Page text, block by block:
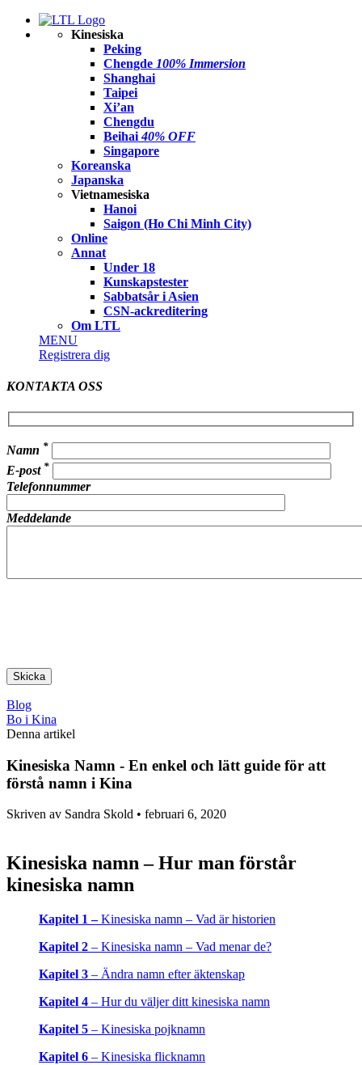
Kinesiska
Peking
Chengde 100% Immersion
Shanghai
Taipei
Xi’an
Chengdu
Beihai40% OFF
Singapore
Koreanska
Japanska
Vietnamesiska
Hanoi
Saigon (Ho Chi Minh City)
Online
Annat
Under 18
Kunskapstester
Sabbatsår i Asien
CSN-ackreditering
Om LTL
MENU
Registrera dig
KONTAKTA OSS
Namn *
E-post *
Telefonnummer
Meddelande
Blog
Bo i Kina
Denna artikel
Kinesiska Namn - En enkel och lätt guide för att
förstå namn i Kina
Skriven av Sandra Skold • februari 6, 2020
Kinesiska namn – Hur man förstår
kinesiska namn
Kapitel 1 –Kinesiska namn – Vad är historien
Kapitel 2 – Kinesiska namn – Vad menar de?
Kapitel 3 – Ändra namn efter äktenskap
Kapitel 4 – Hur du väljer ditt kinesiska namn
Kapitel 5 – Kinesiska pojknamn
Kapitel 6 – Kinesiska flicknamn